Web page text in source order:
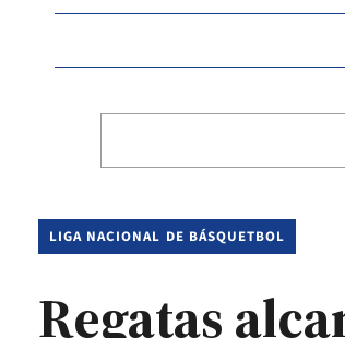
LIGA NACIONAL DE BÁSQUETBOL
Regatas